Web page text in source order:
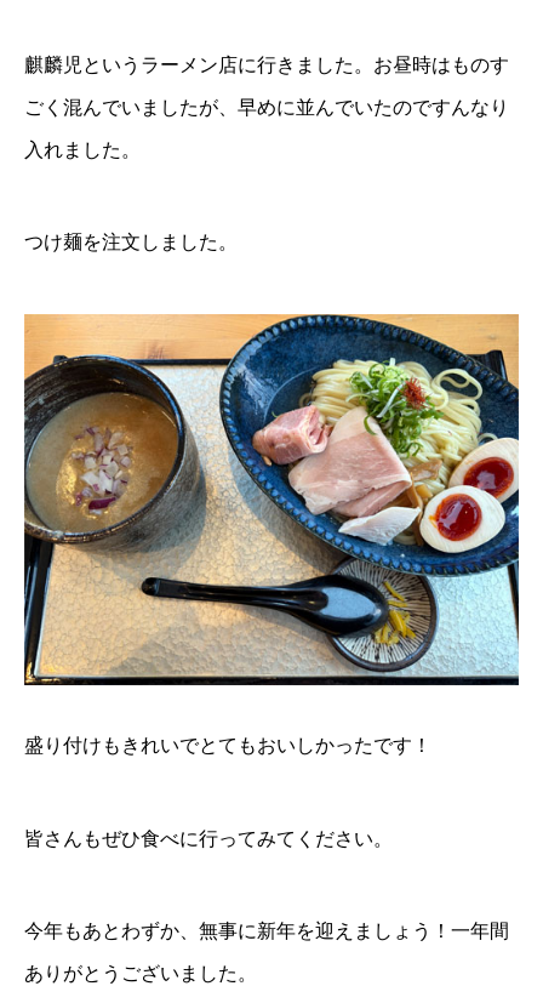
麒麟児というラーメン店に行きました。お昼時はものす
ごく混んでいましたが、早めに並んでいたのですんなり
入れました。
つけ麺を注文しました。
盛り付けもきれいでとてもおいしかったです！
皆さんもぜひ食べに行ってみてください。
今年もあとわずか、無事に新年を迎えましょう！一年間
ありがとうございました。